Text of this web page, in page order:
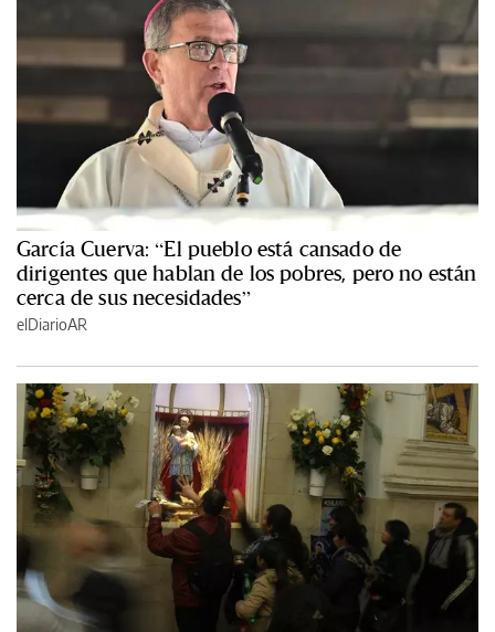
García Cuerva: “El pueblo está cansado de
dirigentes que hablan de los pobres, pero no están
cerca de sus necesidades”
elDiarioAR